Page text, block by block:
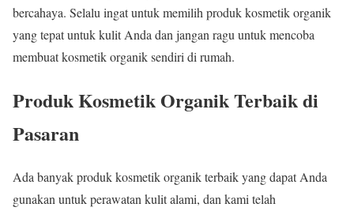
bercahaya. Selalu ingat untuk memilih produk kosmetik organik
yang tepat untuk kulit Anda dan jangan ragu untuk mencoba
membuat kosmetik organik sendiri di rumah.
Produk Kosmetik Organik Terbaik di
Pasaran
Ada banyak produk kosmetik organik terbaik yang dapat Anda
gunakan untuk perawatan kulit alami, dan kami telah